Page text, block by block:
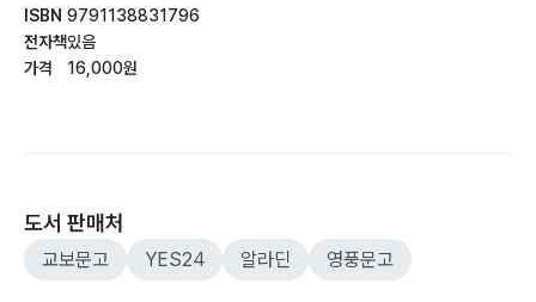
ISBN
전자책
가격
9791138831796
있음
16,000원
도서 판매처
교보문고 YES24 알라딘 영풍문고